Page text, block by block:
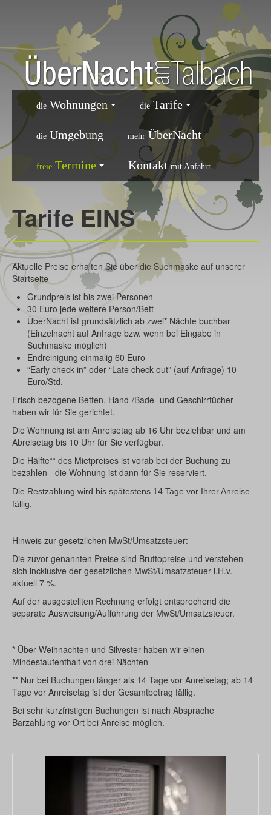
die Wohnungen dieTarife
die Umgebung mehr ÜberNacht
freie Termine Kontaktmit Anfahrt
Tarife EINS
Aktuelle Preise erhalten Sie über die Suchmaske auf unserer
Startseite
Grundpreis ist bis zwei Personen
30 Euro jede weitere Person/Bett
ÜberNacht ist grundsätzlich ab zwei* Nächte buchbar
(Einzelnacht auf Anfrage bzw. wenn bei Eingabe in
Suchmaske möglich)
Endreinigung einmalig 60 Euro
“Early check-in” oder “Late check-out” (auf Anfrage) 10
Euro/Std.
Frisch bezogene Betten, Hand-/Bade- und Geschirrtücher
haben wir für Sie gerichtet.
Die Wohnung ist am Anreisetag ab 16 Uhr beziehbar und am
Abreisetag bis 10 Uhr für Sie verfügbar.
Die Hälfte** des Mietpreises ist vorab bei der Buchung zu
bezahlen - die Wohnung ist dann für Sie reserviert.
Die Restzahlung wird bis spätestens 14 Tage vor Ihrer Anreise
fällig.
Hinweis zur gesetzlichen MwSt/Umsatzsteuer:
Die zuvor genannten Preise sind Bruttopreise und verstehen
sich incklusive der gesetzlichen MwSt/Umsatzsteuer i.H.v.
aktuell 7 %.
Auf der ausgestellten Rechnung erfolgt entsprechend die
separate Ausweisung/Aufführung der MwSt/Umsatzsteuer.
* Über Weihnachten und Silvester haben wir einen
Mindestaufenthalt von drei Nächten
** Nur bei Buchungen länger als 14 Tage vor Anreisetag; ab 14
Tage vor Anreisetag ist der Gesamtbetrag fällig.
Bei sehr kurzfristigen Buchungen ist nach Absprache
Barzahlung vor Ort bei Anreise möglich.